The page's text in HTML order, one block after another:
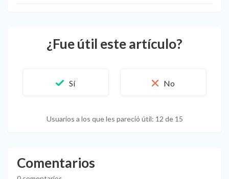
¿Fue útil este artículo?
Usuarios a los que les pareció útil: 12 de 15
Comentarios